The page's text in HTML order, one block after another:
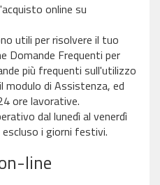
online su
utili per risolvere il tuo
Domande Frequenti per
più frequenti sull'utilizzo
modulo di Assistenza, ed
ore lavorative.
dal lunedì al venerdì
i giorni festivi.
line